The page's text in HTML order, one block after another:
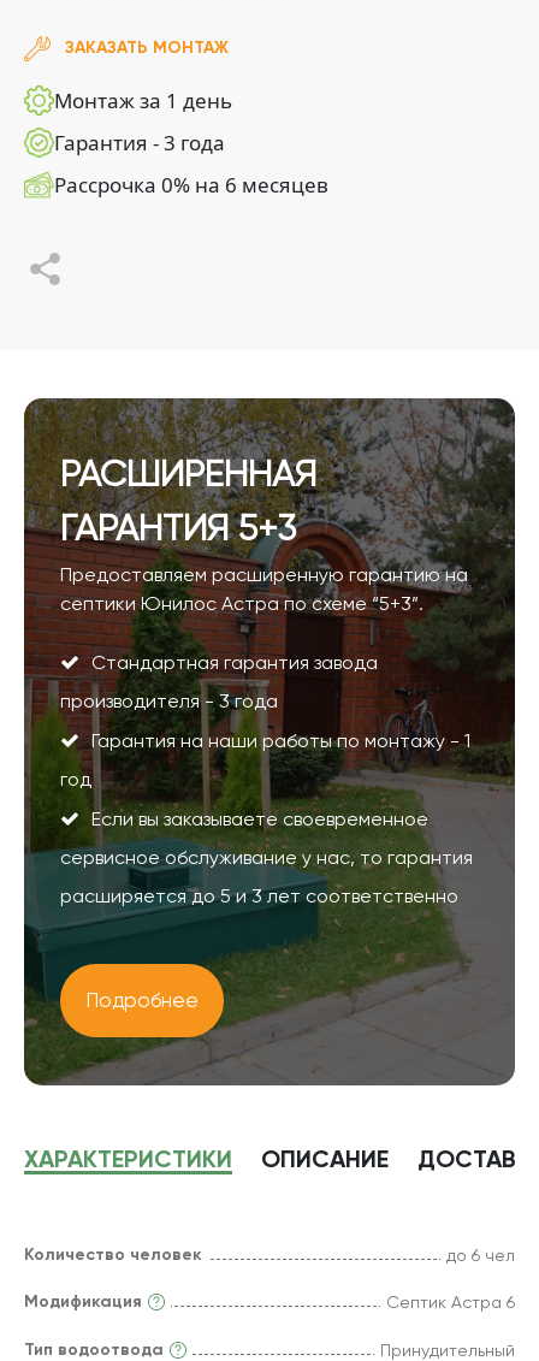
ЗАКАЗАТЬ МОНТАЖ
Монтаж за 1 день
Гарантия - 3 года
Рассрочка 0% на 6 месяцев
РАСШИРЕННАЯ
ГАРАНТИЯ 5+3
Предоставляем расширенную гарантию на
септики Юнилос Астра по схеме “5+3”.
Стандартная гарантия завода
производителя - 3 года
Гарантия на наши работы по монтажу - 1
год
Если вы заказываете своевременное
сервисное обслуживание у нас, то гарантия
расширяется до 5 и 3 лет соответственно
Подробнее
ХАРАКТЕРИСТИКИ ОПИСАНИЕ
Количество человек до 6 чел
Модификация Септик Астра 6
Тип водоотвода Принудительный